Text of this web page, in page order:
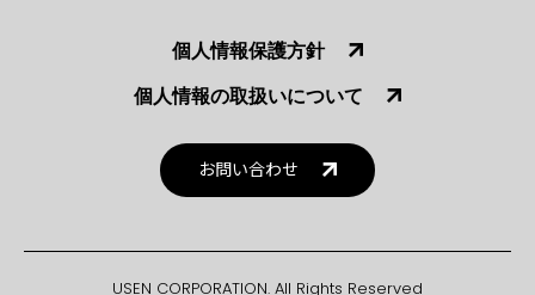
個人情報保護方針
個人情報の取扱いについて
お問い合わせ
USEN CORPORATION. All Rights Reserved